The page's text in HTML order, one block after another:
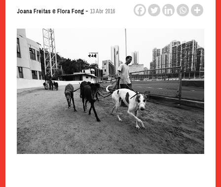
Joana Freitas e Flora Fong- 13 Abr 2016